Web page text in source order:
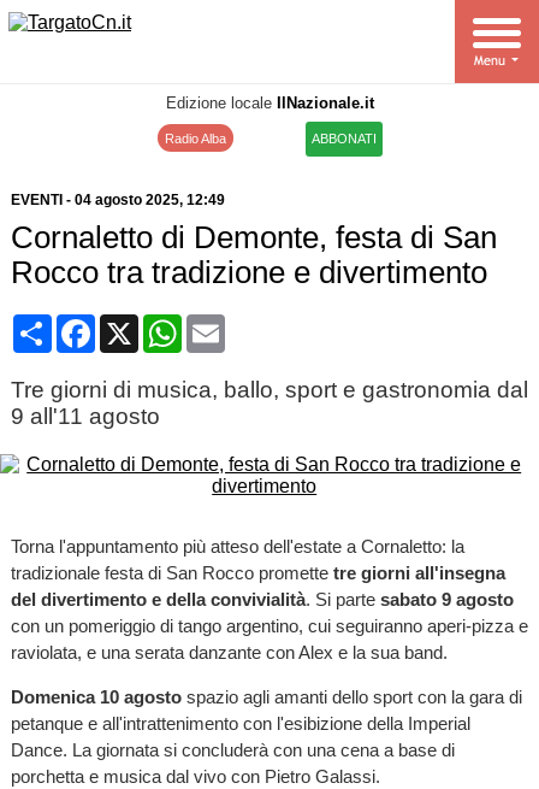
Edizione locale IlNazionale.it
Radio Alba ABBONATI
EVENTI - 04 agosto 2025, 12:49
Cornaletto di Demonte, festa di San
Rocco tra tradizione e divertimento
CondividiFacebook
X WhatsApp
Email
Tre giorni di musica, ballo, sport e gastronomia dal
9 all'11 agosto
Torna l'appuntamento più atteso dell'estate a Cornaletto: la
tradizionale festa di San Rocco promette tre giorni all'insegna
del divertimento e della convivialità. Si parte sabato 9 agosto
con un pomeriggio di tango argentino, cui seguiranno aperi-pizza e
raviolata, e una serata danzante con Alex e la sua band.
Domenica 10 agostospazio agli amanti dello sport con la gara di
petanque e all'intrattenimento con l'esibizione della Imperial
Dance. La giornata si concluderà con una cena a base di
porchetta e musica dal vivo con Pietro Galassi.